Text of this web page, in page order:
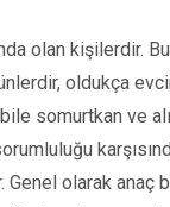
olan kişilerdir.
oldukça
somurtkan ve
olarak anaç